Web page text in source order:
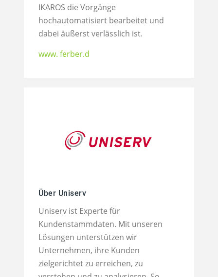
IKAROS die Vorgänge
hochautomatisiert bearbeitet und
dabei äußerst verlässlich ist.
www. ferber.d
Über Uniserv
Uniserv ist Experte für
Kundenstammdaten. Mit unseren
Lösungen unterstützen wir
Unternehmen, ihre Kunden
zielgerichtet zu erreichen, zu